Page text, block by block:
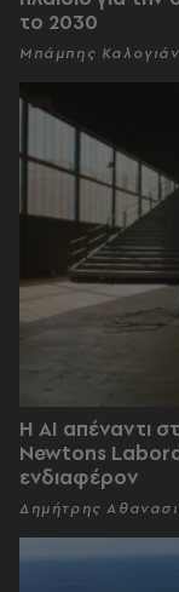
το 2030
Μπάμπης
Η AI απέναντι
Newtons
ενδιαφέρον
Δημήτρης